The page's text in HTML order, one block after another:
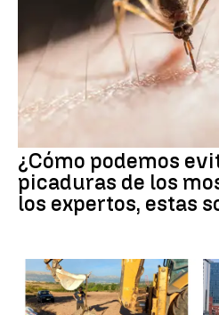
¿Cómo podemos
picaduras de los
los expertos, estas